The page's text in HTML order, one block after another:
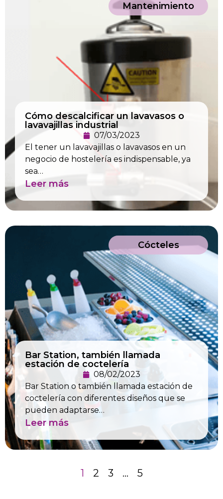
Mantenimiento
Cómo descalcificar un lavavasos o
lavavajillas industrial
07/03/2023
El tener un lavavajillas o lavavasos en un
negocio de hostelería es indispensable, ya
sea…
Leer más
Cócteles
Bar Station, también llamada
estación de coctelería
08/02/2023
Bar Station o también llamada estación de
coctelería con diferentes diseños que se
pueden adaptarse…
Leer más
1 2 3 … 5